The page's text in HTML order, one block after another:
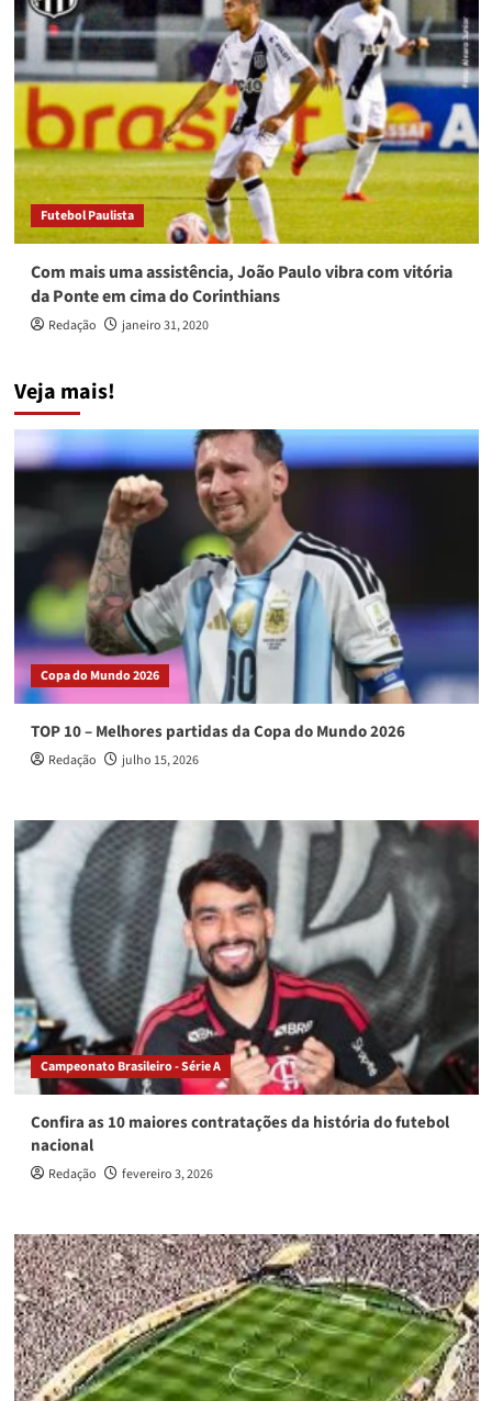
Futebol Paulista
Com mais uma assistência, João Paulo vibra com vitória
da Ponte em cima do Corinthians
Redação janeiro 31, 2020
Veja mais!
Copa do Mundo 2026
TOP 10 – Melhores partidas da Copa do Mundo 2026
Redação julho 15, 2026
Campeonato Brasileiro - Série A
Confira as 10 maiores contratações da história do futebol
nacional
Redação fevereiro 3, 2026